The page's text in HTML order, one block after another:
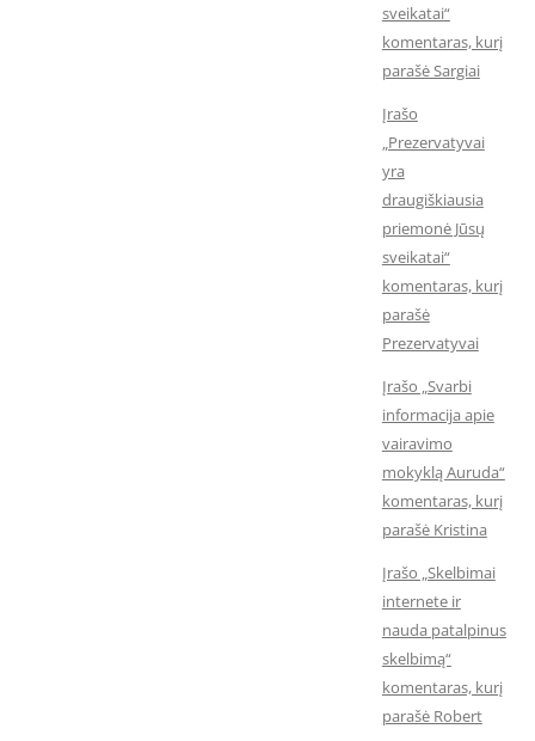
sveikatai“
komentaras, kurį
parašė Sargiai
Įrašo
„Prezervatyvai
yra
draugiškiausia
priemonė Jūsų
sveikatai“
komentaras, kurį
parašė
Prezervatyvai
Įrašo „Svarbi
informacija apie
vairavimo
mokyklą Auruda“
komentaras, kurį
parašė Kristina
Įrašo „Skelbimai
internete ir
nauda patalpinus
skelbimą“
komentaras, kurį
parašė Robert